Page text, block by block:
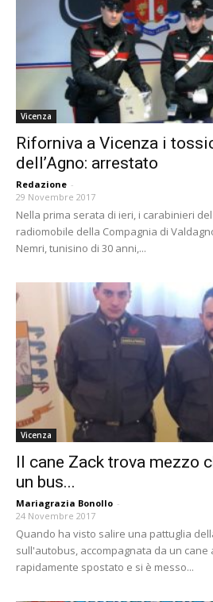
Vicenza
Riforniva a Vicenza i
dell’Agno: arrestato
Redazione -
29 Novembre 2017
Nella prima serata di ieri, i carabinieri
radiomobile della Compagnia di
Nemri, tunisino di 30 anni,...
Vicenza
Il cane Zack trova mezzo
un bus...
Mariagrazia Bonollo -
24 Novembre 2017
Quando ha visto salire una pattuglia
sull'autobus, accompagnata da un cane
rapidamente spostato e si è messo...